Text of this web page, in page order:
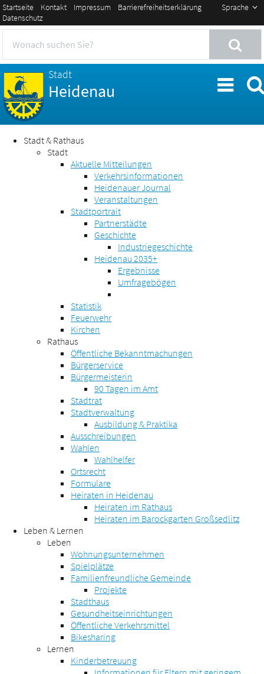
Sprache
Startseite Kontakt Impressum
Barrierefreiheitserklärung
Datenschutz
Stadt
Heidenau
Stadt & Rathaus
Stadt
Aktuelle Mitteilungen
Verkehrsinformationen
Heidenauer Journal
Veranstaltungen
Stadtportrait
Partnerstädte
Geschichte
Industriegeschichte
Heidenau 2035+
Ergebnisse
Umfragebögen
Statistik
Feuerwehr
Kirchen
Rathaus
Öffentliche Bekanntmachungen
Bürgerservice
Bürgermeisterin
90 Tagen im Amt
Stadtrat
Stadtverwaltung
Ausbildung & Praktika
Ausschreibungen
Wahlen
Wahlhelfer
Ortsrecht
Formulare
Heiraten in Heidenau
Heiraten im Rathaus
Heiraten im Barockgarten Großsedlitz
Leben & Lernen
Leben
Wohnungsunternehmen
Spielplätze
Familienfreundliche Gemeinde
Projekte
Stadthaus
Gesundheitseinrichtungen
Öffentliche Verkehrsmittel
Bikesharing
Lernen
Kinderbetreuung